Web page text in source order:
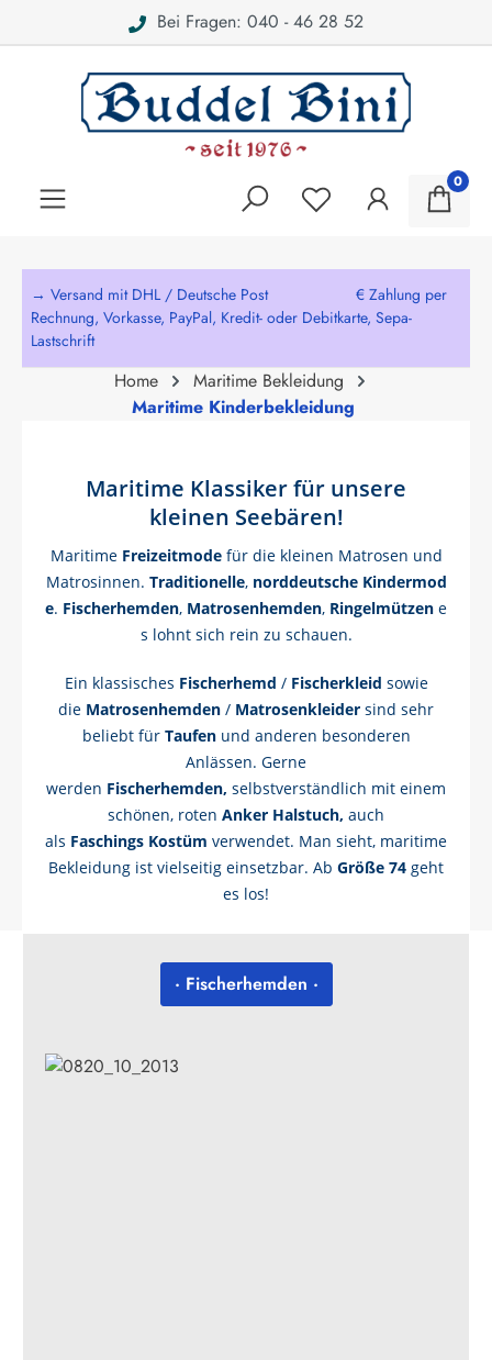
Bei Fragen: 040 - 46 28 52
0
→ Versand mit DHL / Deutsche Post € Zahlung per
Rechnung, Vorkasse, PayPal, Kredit- oder Debitkarte, Sepa-
Lastschrift
Home
Maritime Bekleidung
Maritime Kinderbekleidung
Maritime Klassiker für unsere
kleinen Seebären!
Maritime Freizeitmodefür die kleinen Matrosen und
Matrosinnen. Traditionelle, norddeutsche Kindermod
e. Fischerhemden, Matrosenhemden, Ringelmützen e
s lohnt sich rein zu schauen.
Ein klassisches Fischerhemd / Fischerkleid sowie
die Matrosenhemden / Matrosenkleider sind sehr
beliebt für Taufenund anderen besonderen
Anlässen. Gerne
werden Fischerhemden, selbstverständlich mit einem
schönen, roten Anker Halstuch, auch
als Faschings Kostüm verwendet. Man sieht, maritime
Bekleidung ist vielseitig einsetzbar. Ab Größe 74 geht
es los!
· Fischerhemden ·